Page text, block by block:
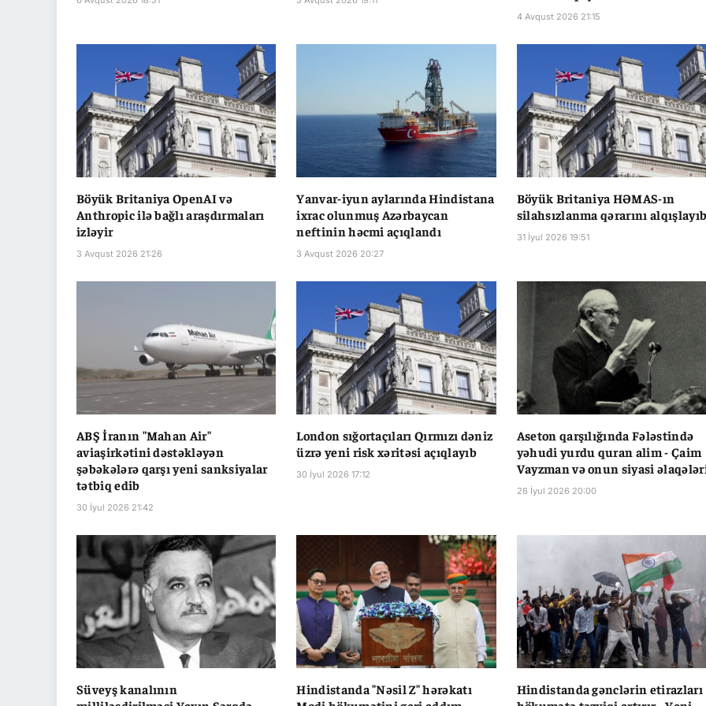
4 Avqust 2026 21:15
Böyük Britaniya OpenAI və
Anthropic ilə bağlı araşdırmaları
izləyir
3 Avqust 2026 21:26
Yanvar-iyun aylarında Hindistana
ixrac olunmuş Azərbaycan
neftinin həcmi açıqlandı
3 Avqust 2026 20:27
Böyük Britaniya HƏMAS-ın
silahsızlanma qərarını
31 İyul 2026 19:51
ABŞ İranın "Mahan Air"
aviaşirkətini dəstəkləyən
şəbəkələrə qarşı yeni sanksiyalar
tətbiq edib
30 İyul 2026 21:42
London sığortaçıları Qırmızı dəniz
üzrə yeni risk xəritəsi açıqlayıb
30 İyul 2026 17:12
Aseton qarşılığında Fələstində
yəhudi yurdu quran alim - Çaim
Vayzman və onun siyasi
26 İyul 2026 20:00
Süveyş kanalının
Hindistanda "Nəsil Z" hərəkatı
Hindistanda gənclərin etirazları